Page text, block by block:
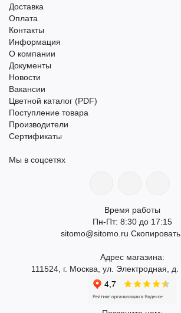
Доставка
Оплата
Контакты
Информация
О компании
Документы
Новости
Вакансии
Цветной каталог (PDF)
Поступление товара
Производители
Сертификаты
Мы в соцсетях
Время работы
Пн-Пт: 8:30 до 17:15
sitomo@sitomo.ru
Адрес магазина:
111524, г. Москва, ул. Электродная, д.